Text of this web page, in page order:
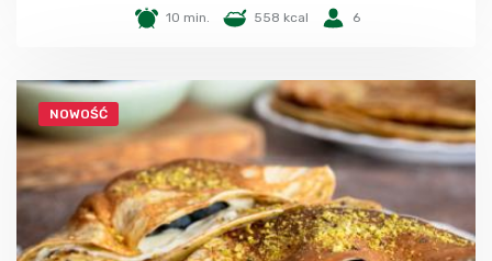
10 min. 558 kcal 6
NOWOŚĆ